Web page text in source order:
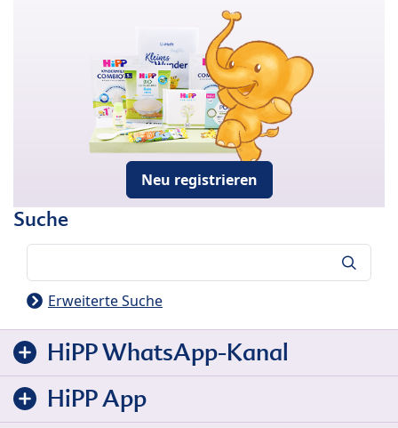
Neu registrieren
Suche
Erweiterte Suche
HiPP WhatsApp-Kanal
HiPP App